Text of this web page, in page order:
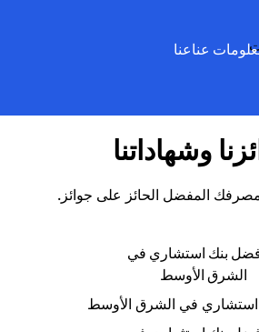
عناعنا
وشهاداتنا
المفضل الحائز على جوائز.
في الشرق الأوسط